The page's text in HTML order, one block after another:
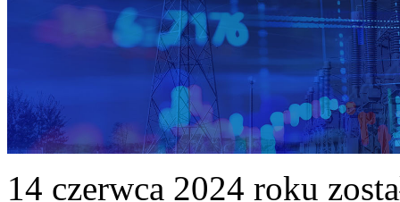
14 czerwca 2024 roku